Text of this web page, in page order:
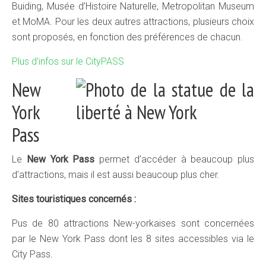
Buiding, Musée d’Histoire Naturelle, Metropolitan Museum
et MoMA. Pour les deux autres attractions, plusieurs choix
sont proposés, en fonction des préférences de chacun.
Plus d’infos sur le CityPASS
New
York
Pass
Le New York Pass permet d’accéder à beaucoup plus
d’attractions, mais il est aussi beaucoup plus cher.
Sites touristiques concernés :
Pus de 80 attractions New-yorkaises sont concernées
par le New York Pass dont les 8 sites accessibles via le
City Pass.